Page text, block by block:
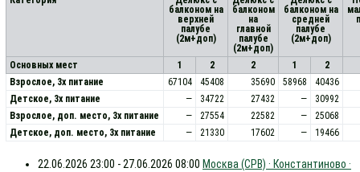
балконом на
верхней
палубе
(2м+доп)
балконом
на
главной
палубе
(2м+доп)
балконом на
средней
палубе
(2м+доп)
Основных мест 1 2 2 1
2
Взрослое, 3х питание
67104 45408 35690 58968
40436
Детское, 3х питание
— 34722 27432 —
30992
Взрослое, доп. место, 3x питание
— 27554 22582 —
25068
Детское, доп. место, 3x питание
— 21330 17602 — 19466
22.06.2026 23:00 - 27.06.2026 08:00 Москва (СРВ) · Константиново ·